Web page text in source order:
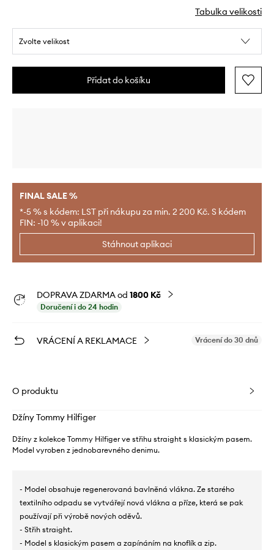
Tabulka velikosti
Zvolte velikost
Přidat do košíku
FINAL SALE %
*-5 % s kódem: LST při nákupu za min. 2 200 Kč. S kódem
FIN: -10 % v aplikaci!
Stáhnout aplikaci
DOPRAVA ZDARMA od 1800 Kč
Doručení i do 24 hodin
VRÁCENÍ A REKLAMACE Vrácení do 30 dnů
O produktu
Džíny Tommy Hilfiger
Džíny z kolekce Tommy Hilfiger ve střihu straight s klasickým pasem.
Model vyroben z jednobarevného denimu.
- Model obsahuje regenerovaná bavlněná vlákna. Ze starého
textilního odpadu se vytvářejí nová vlákna a příze, která se pak
používají při výrobě nových oděvů.
- Střih straight.
- Model s klasickým pasem a zapínáním na knoflík a zip.